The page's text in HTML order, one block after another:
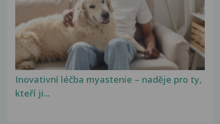
Inovativní léčba myastenie – naděje pro ty,
kteří ji...